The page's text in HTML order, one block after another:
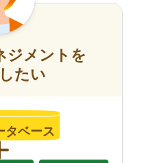
ジメントを
たい
タベース